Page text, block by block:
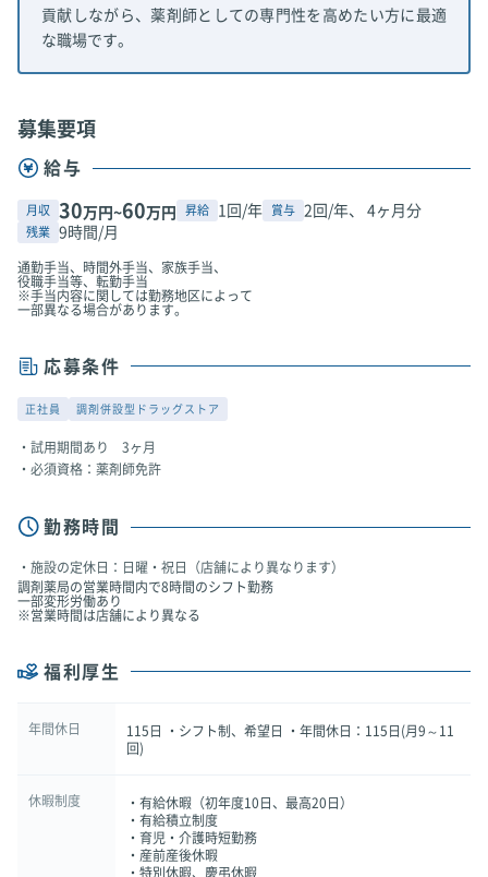
貢献しながら、薬剤師としての専門性を高めたい方に最適
な職場です。
募集要項
給与
月収 30万円~60万円 昇給 1回/年 賞与 2回/年、 4ヶ月分
残業 9時間/月
通勤手当、時間外手当、家族手当、
役職手当等、転勤手当
※手当内容に関しては勤務地区によって
一部異なる場合があります。
応募条件
正社員 調剤併設型ドラッグストア
試用期間あり 3ヶ月
必須資格：薬剤師免許
勤務時間
施設の定休日：日曜・祝日（店舗により異なります）
調剤薬局の営業時間内で8時間のシフト勤務
一部変形労働あり
※営業時間は店舗により異なる
福利厚生
年間休日
115日 ・シフト制、希望日 ・年間休日：115日(月9～11
回)
休暇制度
・有給休暇（初年度10日、最高20日）
・有給積立制度
・育児・介護時短勤務
・産前産後休暇
・特別休暇、慶弔休暇